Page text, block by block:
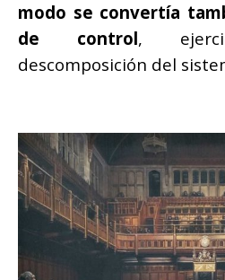
modo se convertía
de control,
descomposición del